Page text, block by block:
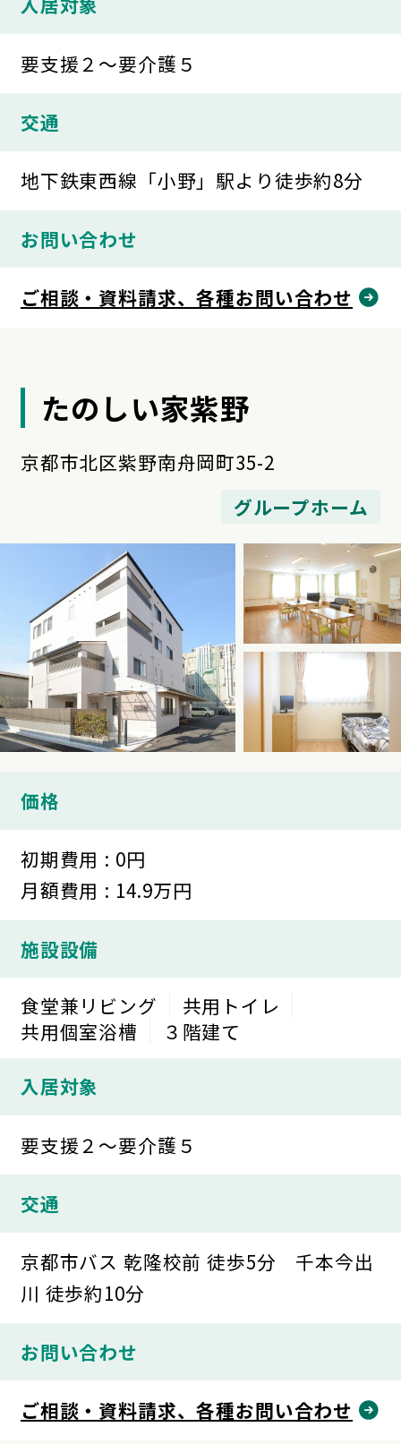
要支援２～要介護５
交通
地下鉄東西線「小野」駅より徒歩約8分
お問い合わせ
ご相談・資料請求、各種お問い合わせ
たのしい家紫野
京都市北区紫野南舟岡町35-2
グループホーム
価格
初期費用 : 0円
月額費用 : 14.9万円
施設設備
食堂兼リビング
共用トイレ
共用個室浴槽
３階建て
入居対象
要支援２～要介護５
交通
京都市バス 乾隆校前 徒歩5分 千本今出
川 徒歩約10分
お問い合わせ
ご相談・資料請求、各種お問い合わせ